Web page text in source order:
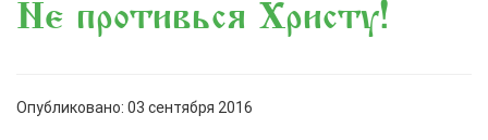
Не противься Христу!
Опубликовано: 03 сентября 2016